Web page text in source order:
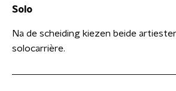
Solo
Na de scheiding kiezen beide
solocarrière.